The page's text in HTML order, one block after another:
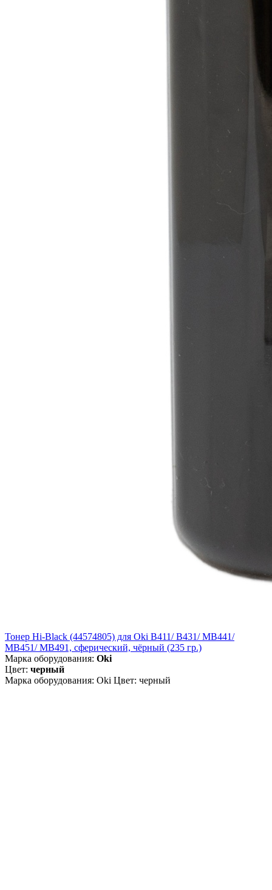
Тонер Hi-Black (44574805) для Oki B411/ B431/ MB441/
MB451/ MB491, сферический, чёрный (235 гр.)
Марка оборудования: Oki
Цвет: черный
Марка оборудования: Oki Цвет: черный